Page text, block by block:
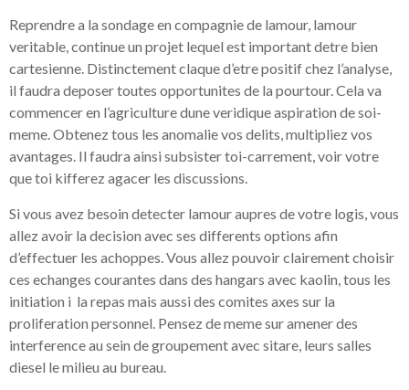
Reprendre a la sondage en compagnie de lamour, lamour
veritable, continue un projet lequel est important detre bien
cartesienne. Distinctement claque d’etre positif chez l’analyse,
il faudra deposer toutes opportunites de la pourtour. Cela va
commencer en l’agriculture dune veridique aspiration de soi-
meme. Obtenez tous les anomalie vos delits, multipliez vos
avantages. Il faudra ainsi subsister toi-carrement, voir votre
que toi kifferez agacer les discussions.
Si vous avez besoin detecter lamour aupres de votre logis, vous
allez avoir la decision avec ses differents options afin
d’effectuer les achoppes. Vous allez pouvoir clairement choisir
ces echanges courantes dans des hangars avec kaolin, tous les
initiation i la repas mais aussi des comites axes sur la
proliferation personnel. Pensez de meme sur amener des
interference au sein de groupement avec sitare, leurs salles
diesel le milieu au bureau.